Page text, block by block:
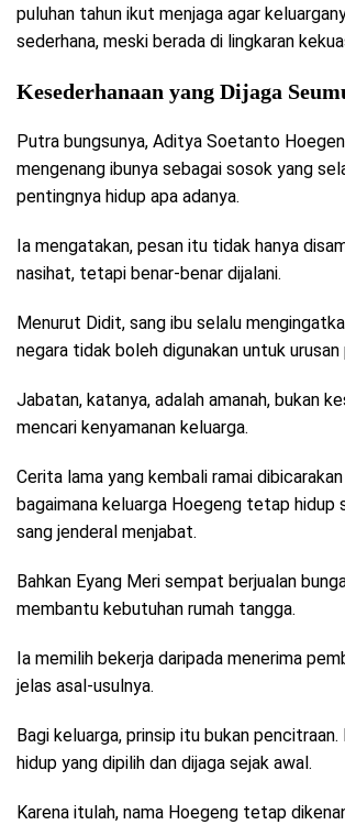
puluhan tahun ikut menjaga agar
sederhana, meski berada di lingkaran
Kesederhanaan yang Dijaga
Putra bungsunya, Aditya Soetanto
mengenang ibunya sebagai sosok yang
pentingnya hidup apa adanya.
Ia mengatakan, pesan itu tidak hanya
nasihat, tetapi benar-benar dijalani.
Menurut Didit, sang ibu selalu
negara tidak boleh digunakan untuk urusan
Jabatan, katanya, adalah amanah, bukan
mencari kenyamanan keluarga.
Cerita lama yang kembali ramai
bagaimana keluarga Hoegeng tetap hidup
sang jenderal menjabat.
Bahkan Eyang Meri sempat berjualan
membantu kebutuhan rumah tangga.
Ia memilih bekerja daripada menerima
jelas asal-usulnya.
Bagi keluarga, prinsip itu bukan
hidup yang dipilih dan dijaga sejak awal.
Karena itulah, nama Hoegeng tetap